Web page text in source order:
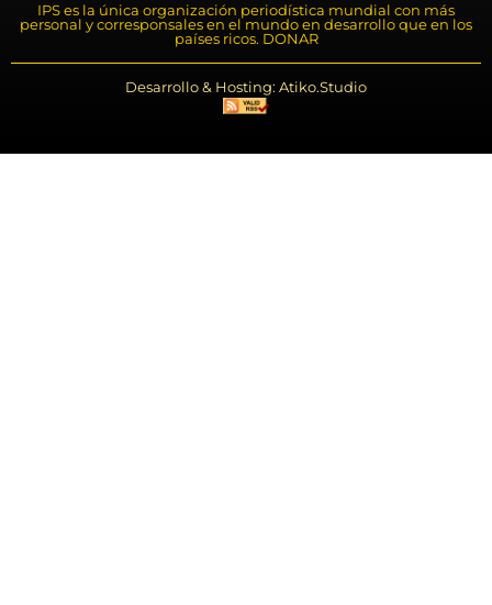
IPS es la única organización periodística mundial con más
personal y corresponsales en el mundo en desarrollo que en los
países ricos. DONAR
Desarrollo & Hosting: Atiko.Studio